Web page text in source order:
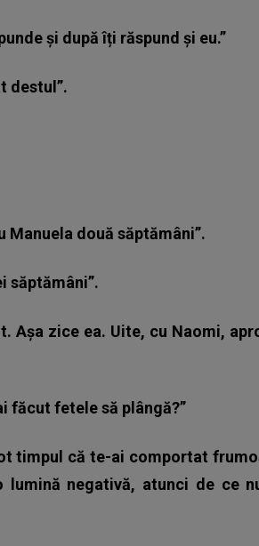
și după îți răspund și eu.”
destul”.
Manuela două săptămâni”.
săptămâni”.
Așa zice ea. Uite, cu Naomi,
făcut fetele să plângă?”
timpul că te-ai comportat
negativă, atunci de ce